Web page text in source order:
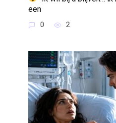
een
0 2